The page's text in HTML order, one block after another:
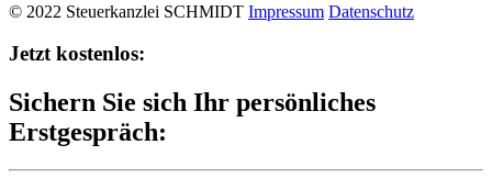
© 2022 Steuerkanzlei SCHMIDT Impressum Datenschutz
Jetzt kostenlos:
Sichern Sie sich Ihr persönliches
Erstgespräch: